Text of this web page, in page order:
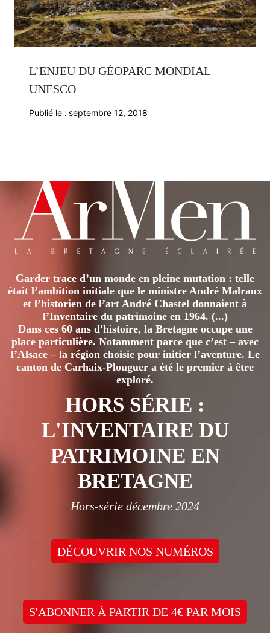
L’ENJEU DU GÉOPARC MONDIAL
UNESCO
Publié le : septembre 12, 2018
Garder trace d’un monde en pleine mutation : telle
était l’ambition initiale que le ministre André Malraux
et l’historien de l’art André Chastel donnaient à
l’Inventaire du patrimoine en 1964. (...)
Dans ces 60 ans d'histoire, la Bretagne occupe une
place particulière. Notamment parce que c’est – avec
l’Alsace – la région choisie pour initier l’aventure. Le
canton de Carhaix-Plouguer a été le premier à être
exploré.
HORS SÉRIE :
L'INVENTAIRE DU
PATRIMOINE EN
BRETAGNE
Hors-série décembre 2024
DÉCOUVRIR NOS NUMÉROS
S'ABONNER À PARTIR DE 4€ PAR MOIS